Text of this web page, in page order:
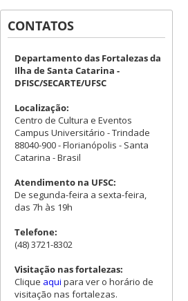
CONTATOS
Departamento das Fortalezas da
Ilha de Santa Catarina -
DFISC/SECARTE/UFSC
Localização:
Centro de Cultura e Eventos
Campus Universitário - Trindade
88040-900 - Florianópolis - Santa
Catarina - Brasil
Atendimento na UFSC:
De segunda-feira a sexta-feira,
das 7h às 19h
Telefone:
(48) 3721-8302
Visitação nas fortalezas:
Clique aqui para ver o horário de
visitação nas fortalezas.